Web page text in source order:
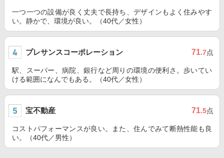
一つ一つの設備が良く丈夫で長持ち、デザインもよく住みやす
い。静かで、環境が良い。（40代／女性）
プレサンスコーポレーション 71.7点
駅、スーパー、病院、銀行など周りの環境の便利さ。歩いてい
ける範囲になんでもある。（40代／女性）
宝不動産 71.5点
コストパフォーマンスが良い。また、住んでみて断熱性能も良
い。（40代／男性）